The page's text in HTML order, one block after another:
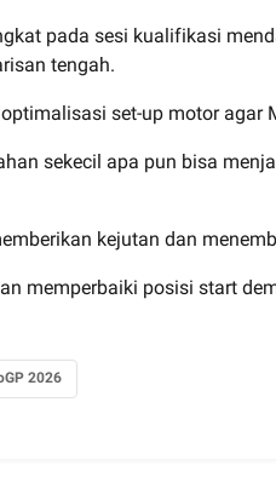
pada sesi kualifikasi
tengah.
set-up motor
sekecil apa pun bisa
kejutan dan
memperbaiki posisi start
2026